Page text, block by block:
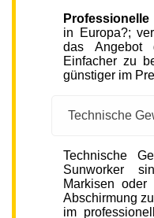
in Europa?;
das Angebot
Einfacher zu
günstiger im
Technische
Technische
Sunworker
Markisen oder
Abschirmung
im